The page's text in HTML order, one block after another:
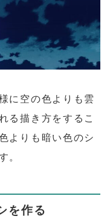
に空の色よりも雲
る描き方をするこ
よりも暗い色のシ
。
を作る